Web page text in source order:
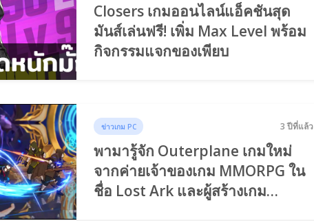
Closers เกมออนไลน์แอ็คชันสุด
มันส์เล่นฟรี! เพิ่ม Max Level พร้อม
กิจกรรมแจกของเพียบ
ข่าวเกม PC 3 ปีที่แล้ว
พามารู้จัก Outerplane เกมใหม่
จากค่ายเจ้าของเกม MMORPG ใน
ชื่อ Lost Ark และผู้สร้างเกม